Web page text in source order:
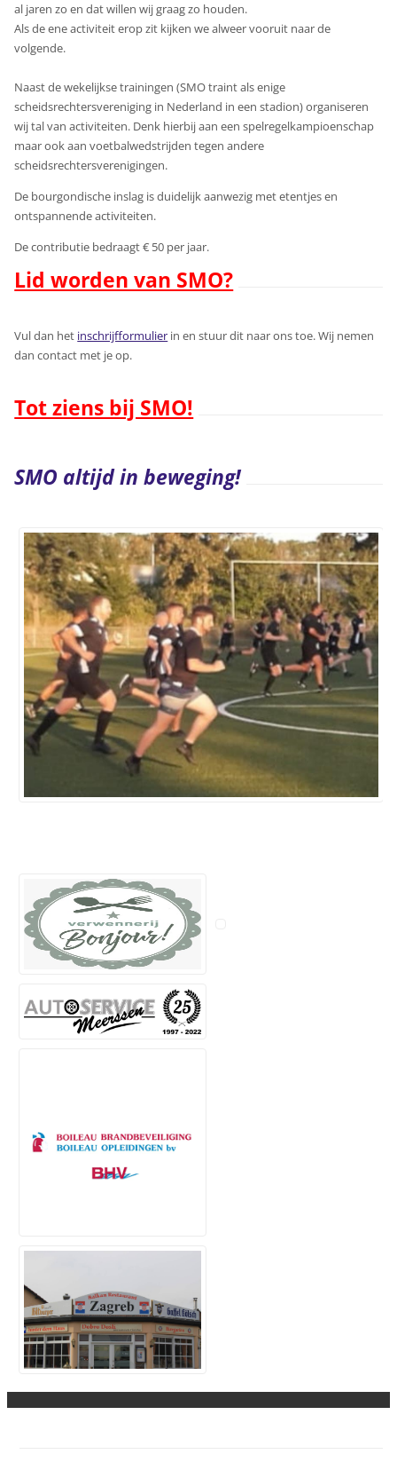
al jaren zo en dat willen wij graag zo houden.
Als de ene activiteit erop zit kijken we alweer vooruit naar de
volgende.
Naast de wekelijkse trainingen (SMO traint als enige
scheidsrechtersvereniging in Nederland in een stadion) organiseren
wij tal vanactiviteiten. Denk hierbij aan een spelregelkampioenschap
maar ook aan voetbalwedstrijden tegen andere
scheidsrechtersverenigingen.
De bourgondische inslag is duidelijk aanwezig met etentjes en
ontspannende activiteiten.
De contributie bedraagt € 50 per jaar.
Lid worden van SMO?
Vul dan het inschrijfformulier in en stuur dit naar ons toe. Wij nemen
dan contact met je op.
Tot ziens bij SMO!
SMO altijd in beweging!